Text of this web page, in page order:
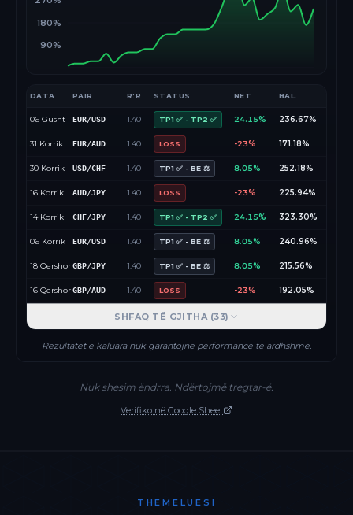
90%
180%
DATA PAIR R:R STATUS NET BAL.
06 Gusht EUR/USD 1.40 TP1 ✅ - TP2 ✅ 24.15% 236.67%
31 Korrik EUR/AUD 1.40 LOSS -23% 171.18%
30 Korrik USD/CHF 1.40 TP1 ✅ - BE ⚖️ 8.05% 252.18%
16 Korrik AUD/JPY 1.40 LOSS -23% 225.94%
14 Korrik CHF/JPY 1.40 TP1 ✅ - TP2 ✅ 24.15% 323.30%
06 Korrik EUR/USD 1.40 TP1 ✅ - BE ⚖️ 8.05% 240.96%
18 QershorGBP/JPY 1.40 TP1 ✅ - BE ⚖️ 8.05% 215.56%
16 QershorGBP/AUD 1.40 LOSS -23% 192.05%
SHFAQ TË GJITHA (33)
Rezultatet e kaluara nuk garantojnë performancë të ardhshme.
Nuk shesim ëndrra. Ndërtojmë tregtar-ë.
Verifiko në Google Sheet
THEMELUESI